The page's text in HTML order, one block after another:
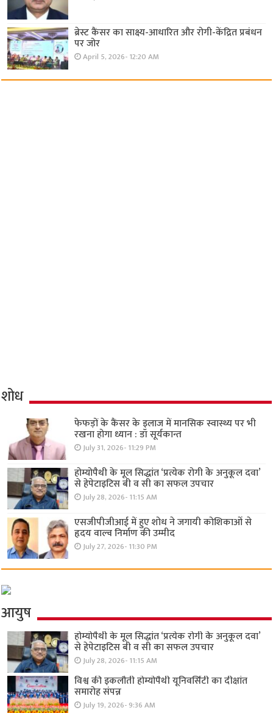
ब्रेस्ट कैंसर का साक्ष्य-आधारित और रोगी-केंद्रित प्रबंधन
पर जोर
April 5, 2026- 12:20 AM
शोध
फेफड़ों के कैंसर के इलाज में मानसिक स्वास्थ्य पर भी
रखना होगा ध्यान : डॉ सूर्यकान्त
July 31, 2026- 11:29 PM
होम्योपैथी के मूल सिद्धांत ‘प्रत्येक रोगी केे अनुकूल दवा’
से हेपेटाइटिस बी व सी का सफल उपचार
July 28, 2026- 11:15 AM
एसजीपीजीआई में हुए शोध ने जगायी कोशिकाओं से
हृदय वाल्व निर्माण की उम्मीद
July 27, 2026- 11:30 PM
आयुष
होम्योपैथी के मूल सिद्धांत ‘प्रत्येक रोगी केे अनुकूल दवा’
से हेपेटाइटिस बी व सी का सफल उपचार
July 28, 2026- 11:15 AM
विश्व की इकलौती होम्योपैथी यूनिवर्सिटी का दीक्षांत
समारोह संपन्न
July 19, 2026- 9:36 AM